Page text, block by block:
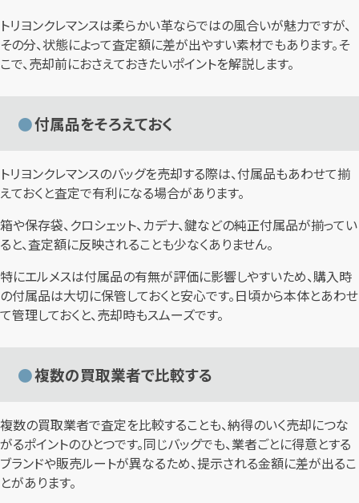
トリヨンクレマンスは柔らかい革ならではの風合いが魅力ですが、
その分、状態によって査定額に差が出やすい素材でもあります。そ
こで、売却前におさえておきたいポイントを解説します。
付属品をそろえておく
トリヨンクレマンスのバッグを売却する際は、付属品もあわせて揃
えておくと査定で有利になる場合があります。
箱や保存袋、クロシェット、カデナ、鍵などの純正付属品が揃ってい
ると、査定額に反映されることも少なくありません。
特にエルメスは付属品の有無が評価に影響しやすいため、購入時
の付属品は大切に保管しておくと安心です。日頃から本体とあわせ
て管理しておくと、売却時もスムーズです。
複数の買取業者で比較する
複数の買取業者で査定を比較することも、納得のいく売却につな
がるポイントのひとつです。同じバッグでも、業者ごとに得意とする
ブランドや販売ルートが異なるため、提示される金額に差が出るこ
とがあります。